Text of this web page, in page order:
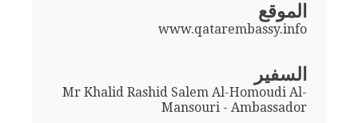
الموقع
www.qatarembassy.info
السفير
Mr Khalid Rashid Salem Al-Homoudi Al-
Mansouri - Ambassador